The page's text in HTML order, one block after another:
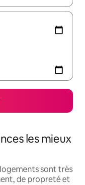
les mieux
sont très
de propreté et